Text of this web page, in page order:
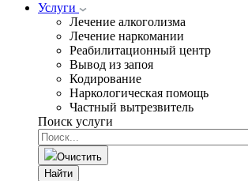
Услуги
Лечение алкоголизма
Лечение наркомании
Реабилитационный центр
Вывод из запоя
Кодирование
Наркологическая помощь
Частный вытрезвитель
Поиск услуги
Очистить
Найти